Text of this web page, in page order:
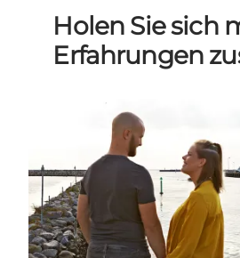
Holen Sie sich
Erfahrungen
Gute